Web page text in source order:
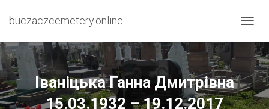
buczaczcemetery.online
Е
М
К
Н
Іваніцька Ганна Дмитрівна
15.03.1932 – 19.12.2017